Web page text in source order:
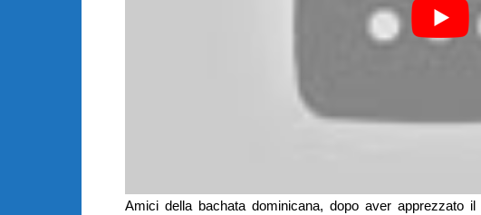
Amici della bachata dominicana, dopo aver apprezzato il